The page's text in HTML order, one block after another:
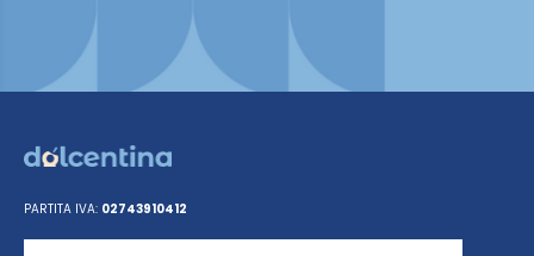
PARTITA IVA: 02743910412